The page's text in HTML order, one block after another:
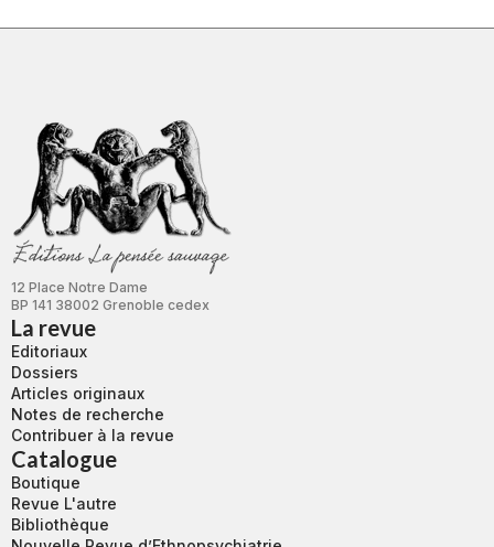
12 Place Notre Dame
BP 141 38002 Grenoble cedex
La revue
Editoriaux
Dossiers
Articles originaux
Notes de recherche
Contribuer à la revue
Catalogue
Boutique
Revue L'autre
Bibliothèque